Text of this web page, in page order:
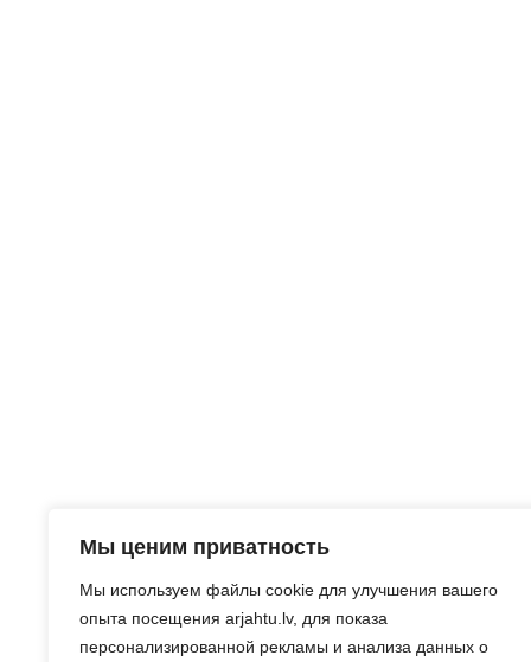
Мы ценим приватность
Мы используем файлы cookie для улучшения вашего
опыта посещения arjahtu.lv, для показа
персонализированной рекламы и анализа данных о